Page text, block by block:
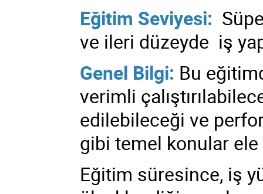
Eğitim Seviyesi:
ve ileri düzeyde iş
Genel Bilgi: Bu
verimli
edilebileceği ve
gibi temel konular ele
Eğitim süresince, iş